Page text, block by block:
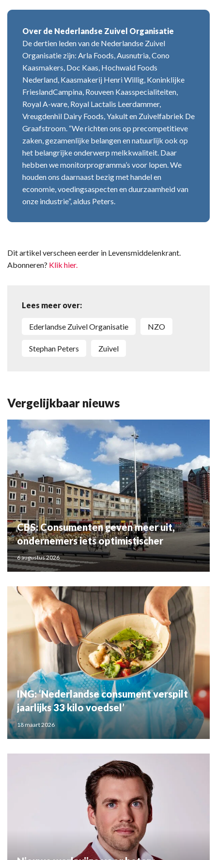
Over de Nederlandse Zuivel Organisatie
De dertien leden van de Nederlandse Zuivel
Organisatie zijn: Arla Foods, Ausnutria, Cono
Kaasmakers, Doc Kaas, Hochwald Foods
Nederland, Kaasmakerij Henri Willig, Koninklijke
FrieslandCampina, Rouveen Kaasspecialiteiten,
Royal A-ware, Royal Lactalis Leerdammer,
Vreugdenhil Dairy Foods, Yakult en Zuivelfabriek De
Graafstroom. “We richten ons op precompetitieve
zaken, gezamenlijke belangen en natuurlijk ook op
het belangrijke onderwerp melkkwaliteit. Daar
hebben we monitorprogramma’s voor lopen. We
houden ons daarnaast bezig met handel en
economie, voedingsaspecten en duurzaamheid van
onze industrie”, aldus Peters.
Dit artikel verscheen eerder in Levensmiddelenkrant.
Abonneren? Klik hier.
Lees meer over:
ederlandse Zuivel Organisatie NZO
Stephan Peters Zuivel
Vergelijkbaar nieuws
CBS: Consumenten geven meer uit,
ondernemers iets optimistischer
6 augustus 2026
ING: ‘Nederlandse consument verspilt
jaarlijks 33 kilo voedsel’
18 maart 2026